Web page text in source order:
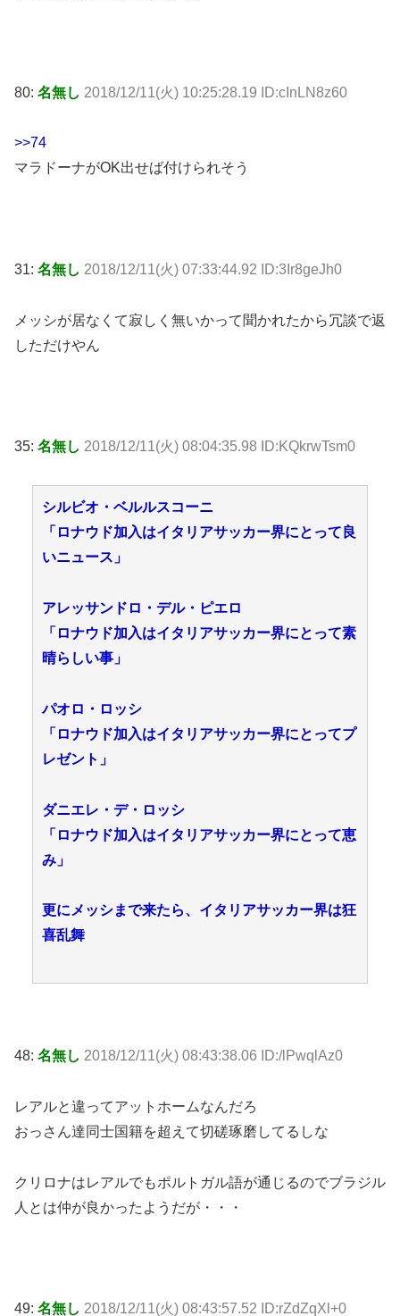
80: 名無し 2018/12/11(火) 10:25:28.19 ID:cInLN8z60
>>74
マラドーナがOK出せば付けられそう
31: 名無し 2018/12/11(火) 07:33:44.92 ID:3Ir8geJh0
メッシが居なくて寂しく無いかって聞かれたから冗談で返
しただけやん
35: 名無し 2018/12/11(火) 08:04:35.98 ID:KQkrwTsm0
シルビオ・ベルルスコーニ
「ロナウド加入はイタリアサッカー界にとって良
いニュース」
アレッサンドロ・デル・ピエロ
「ロナウド加入はイタリアサッカー界にとって素
晴らしい事」
パオロ・ロッシ
「ロナウド加入はイタリアサッカー界にとってプ
レゼント」
ダニエレ・デ・ロッシ
「ロナウド加入はイタリアサッカー界にとって恵
み」
更にメッシまで来たら、イタリアサッカー界は狂
喜乱舞
48: 名無し 2018/12/11(火) 08:43:38.06 ID:/lPwqlAz0
レアルと違ってアットホームなんだろ
おっさん達同士国籍を超えて切磋琢磨してるしな
クリロナはレアルでもポルトガル語が通じるのでブラジル
人とは仲が良かったようだが・・・
49: 名無し 2018/12/11(火) 08:43:57.52 ID:rZdZqXl+0